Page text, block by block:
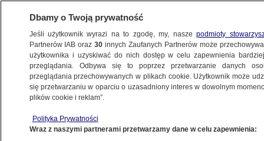
POZNAŃ
policjanci w szpitalu. Nagranie
Dbamy o Twoją prywatność
Jeśli użytkownik wyrazi na to zgodę, my, naszepodmioty
Partnerów IAB oraz30 innych Zaufanych Partnerów może
użytkownika i uzyskiwać do nich dostęp w celu zapewnienia
przeglądania. Odbywa się to poprzez przetwarzanie danych
przeglądania przechowywanych w plikach cookie. Użytkownik może
się przetwarzaniu w oparciu o uzasadniony interes w dowolnym
plików cookie i reklam”.
Polityka Prywatności
Wraz z naszymi partnerami przetwarzamy dane w celu zapewnienia: